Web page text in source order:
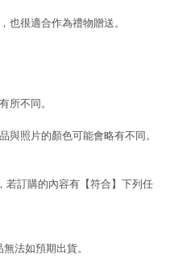
也很適合作為禮物贈送。
不同。
照片的顏色可能會略有不同。
若訂購的內容有【符合】下列任
法如預期出貨。